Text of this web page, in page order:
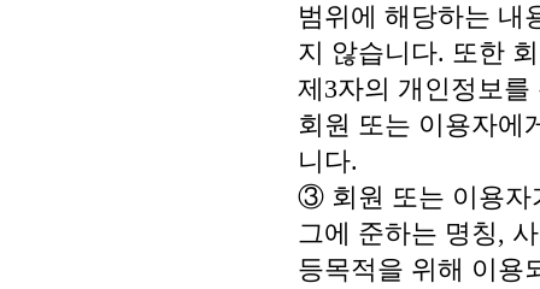
범위에 해당하는 내
지 않습니다. 또한
제3자의 개인정보
회원 또는 이용자에
니다.
③ 회원 또는 이용자
그에 준하는 명칭,
등목적을 위해 이용